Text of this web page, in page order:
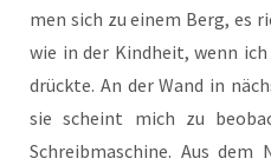
men sich zu einem Berg, es
wie in der Kind­heit, wenn
drück­te. An der Wand in
sie scheint mich zu
Schreib­ma­schi­ne. Aus dem